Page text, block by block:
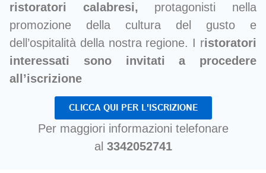
ristoratori calabresi, protagonisti nella
promozione della cultura del gusto e
dell’ospitalità della nostra regione. I ristoratori
interessati sono invitati a procedere
all’iscrizione
CLICCA QUI PER L'ISCRIZIONE
Per maggiori informazioni telefonare
al 3342052741